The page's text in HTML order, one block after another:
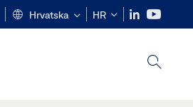
Hrvatska HR